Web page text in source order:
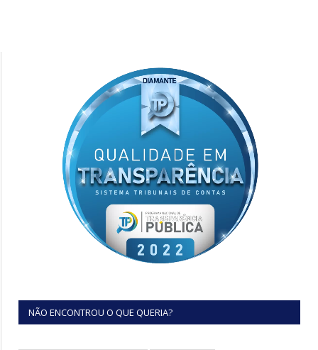
NÃO ENCONTROU O QUE QUERIA?